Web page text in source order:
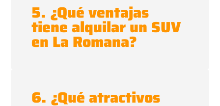
5. ¿Qué ventajas
tiene alquilar un SUV
en La Romana?
6. ¿Qué atractivos